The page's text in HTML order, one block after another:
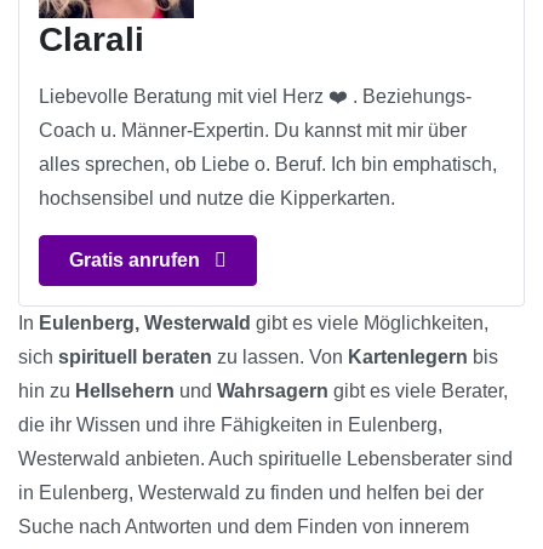
Clarali
Liebevolle Beratung mit viel Herz ❤️ . Beziehungs-
Coach u. Männer-Expertin. Du kannst mit mir über
alles sprechen, ob Liebe o. Beruf. Ich bin emphatisch,
hochsensibel und nutze die Kipperkarten.
Gratis anrufen
In Eulenberg, Westerwald gibt es viele Möglichkeiten,
sich spirituell beraten zu lassen. Von Kartenlegern bis
hin zu Hellsehern und Wahrsagern gibt es viele Berater,
die ihr Wissen und ihre Fähigkeiten in Eulenberg,
Westerwald anbieten. Auch spirituelle Lebensberater sind
in Eulenberg, Westerwald zu finden und helfen bei der
Suche nach Antworten und dem Finden von innerem